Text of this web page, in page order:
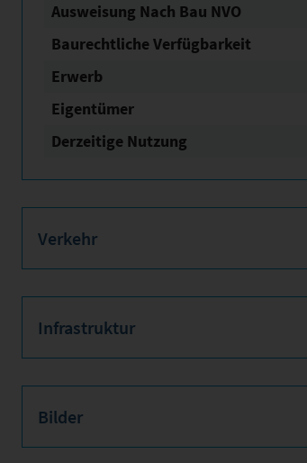
Ausweisung Nach Bau NVO
Baurechtliche Verfügbarkeit
Erwerb
Eigentümer
Derzeitige Nutzung
Verkehr
Infrastruktur
Bilder